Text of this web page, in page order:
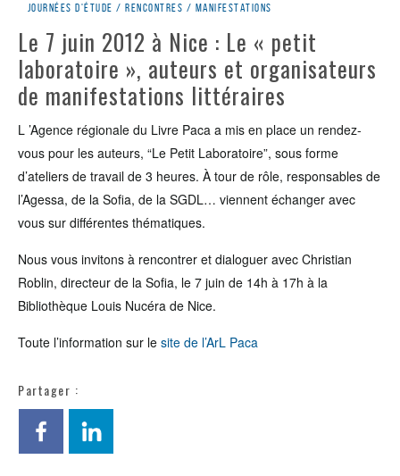
Journées d'étude / rencontres / manifestations
Le 7 juin 2012 à Nice : Le « petit
laboratoire », auteurs et organisateurs
de manifestations littéraires
L ’Agence régionale du Livre Paca a mis en place un rendez-
vous pour les auteurs, “Le Petit Laboratoire”, sous forme
d’ateliers de travail de 3 heures. À tour de rôle, responsables de
l’Agessa, de la Sofia, de la SGDL… viennent échanger avec
vous sur différentes thématiques.
Nous vous invitons à rencontrer et dialoguer avec Christian
Roblin, directeur de la Sofia, le 7 juin de 14h à 17h à la
Bibliothèque Louis Nucéra de Nice.
Toute l’information sur le site de l’ArL Paca
Partager :